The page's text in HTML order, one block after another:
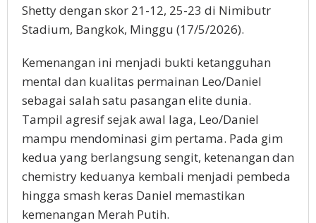
Shetty dengan skor 21-12, 25-23 di Nimibutr
Stadium, Bangkok, Minggu (17/5/2026).
Kemenangan ini menjadi bukti ketangguhan
mental dan kualitas permainan Leo/Daniel
sebagai salah satu pasangan elite dunia.
Tampil agresif sejak awal laga, Leo/Daniel
mampu mendominasi gim pertama. Pada gim
kedua yang berlangsung sengit, ketenangan dan
chemistry keduanya kembali menjadi pembeda
hingga smash keras Daniel memastikan
kemenangan Merah Putih.